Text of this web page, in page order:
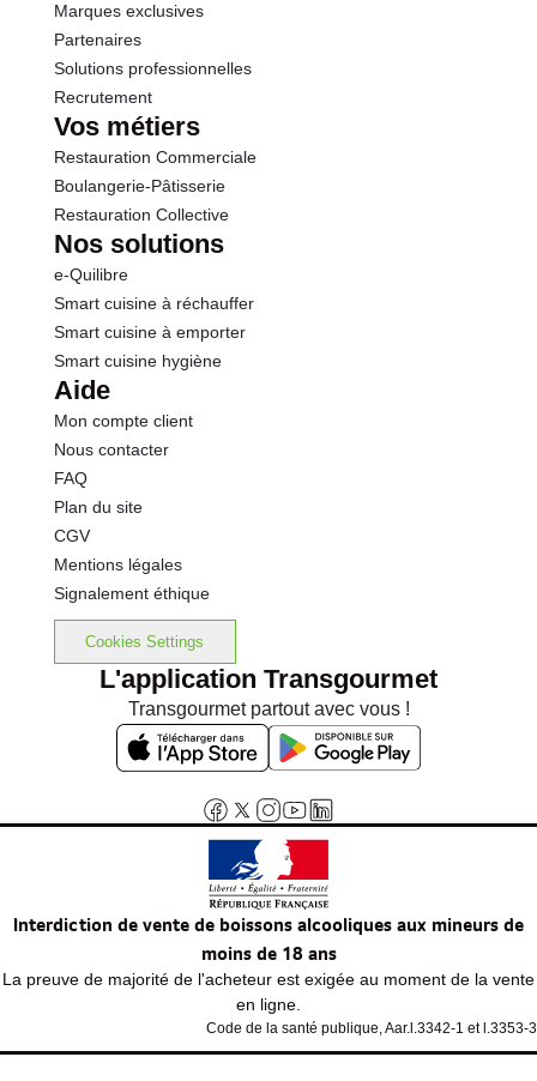
Marques exclusives
Partenaires
Solutions professionnelles
Recrutement
Vos métiers
Restauration Commerciale
Boulangerie-Pâtisserie
Restauration Collective
Nos solutions
e-Quilibre
Smart cuisine à réchauffer
Smart cuisine à emporter
Smart cuisine hygiène
Aide
Mon compte client
Nous contacter
FAQ
Plan du site
CGV
Mentions légales
Signalement éthique
Cookies Settings
L'application Transgourmet
Transgourmet partout avec vous !
Interdiction de vente de boissons alcooliques aux mineurs de
moins de 18 ans
La preuve de majorité de l'acheteur est exigée au moment de la vente
en ligne.
Code de la santé publique, Aar.l.3342-1 et l.3353-3